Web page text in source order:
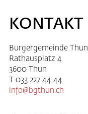
KONTAKT
Burgergemeinde Thun
Rathausplatz 4
3600 Thun
T 033 227 44 44
info
bgthun.ch